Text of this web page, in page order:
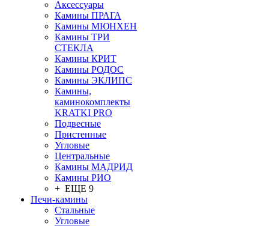
Аксессуары
Камины ПРАГА
Камины МЮНХЕН
Камины ТРИ
СТЕКЛА
Камины КРИТ
Камины РОДОС
Камины ЭКЛИПС
Камины,
каминокомплекты
KRATKI PRO
Подвесные
Пристенные
Угловые
Центральные
Камины МАДРИД
Камины РИО
+ ЕЩЕ 9
Печи-камины
Стальные
Угловые